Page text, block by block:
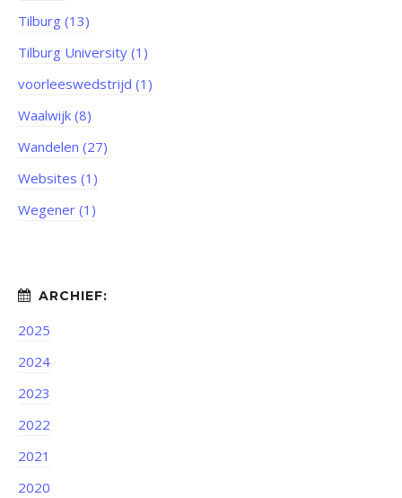
Tilburg (13)
Tilburg University (1)
voorleeswedstrijd (1)
Waalwijk (8)
Wandelen (27)
Websites (1)
Wegener (1)
2025
2024
2023
2022
2021
2020